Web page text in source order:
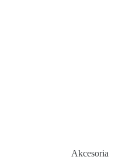
Akcesoria